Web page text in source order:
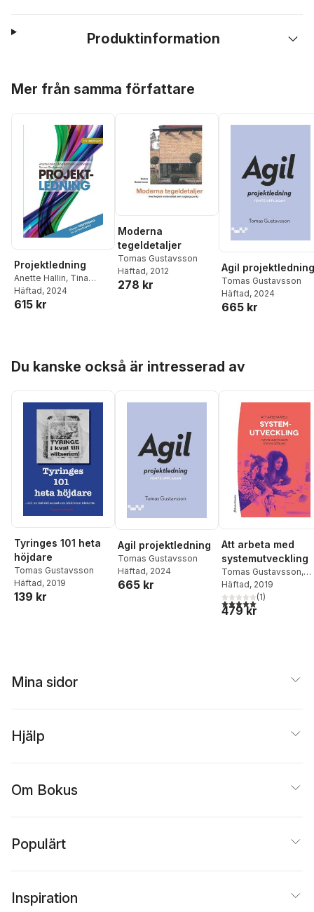
Produktinformation
Mer från samma författare
Projektledning
Anette Hallin, Tina
Karrbom Gustavsson
Tomas Gustavsson
Häftad, 2024
615 kr
Moderna
tegeldetaljer
Tomas Gustavsson
Häftad, 2012
278 kr
Agil projektledning
Tomas Gustavsson
Häftad, 2024
665 kr
Du kanske också är intresserad av
Tyringes 101 heta
höjdare
Tomas Gustavsson
Häftad, 2019
139 kr
Agil projektledning
Tomas Gustavsson
Häftad, 2024
665 kr
Att arbeta med
systemutveckling
Tomas Gustavsson,
Stefan Görling
Häftad, 2019
5,0utav 5 stjärnor.
(1)
479 kr
Mina sidor
Hjälp
Om Bokus
Populärt
Inspiration